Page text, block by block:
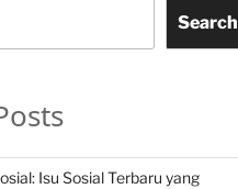
Search
Isu Sosial Terbaru yang